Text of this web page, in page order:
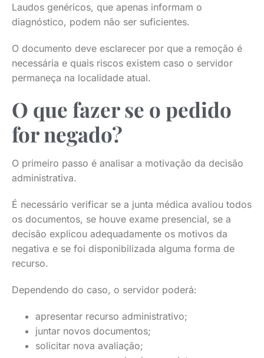
Laudos genéricos, que apenas informam o
diagnóstico, podem não ser suficientes.
O documento deve esclarecer por que a remoção é
necessária e quais riscos existem caso o servidor
permaneça na localidade atual.
O que fazer se o pedido
for negado?
O primeiro passo é analisar a motivação da decisão
administrativa.
É necessário verificar se a junta médica avaliou todos
os documentos, se houve exame presencial, se a
decisão explicou adequadamente os motivos da
negativa e se foi disponibilizada alguma forma de
recurso.
Dependendo do caso, o servidor poderá:
apresentar recurso administrativo;
juntar novos documentos;
solicitar nova avaliação;